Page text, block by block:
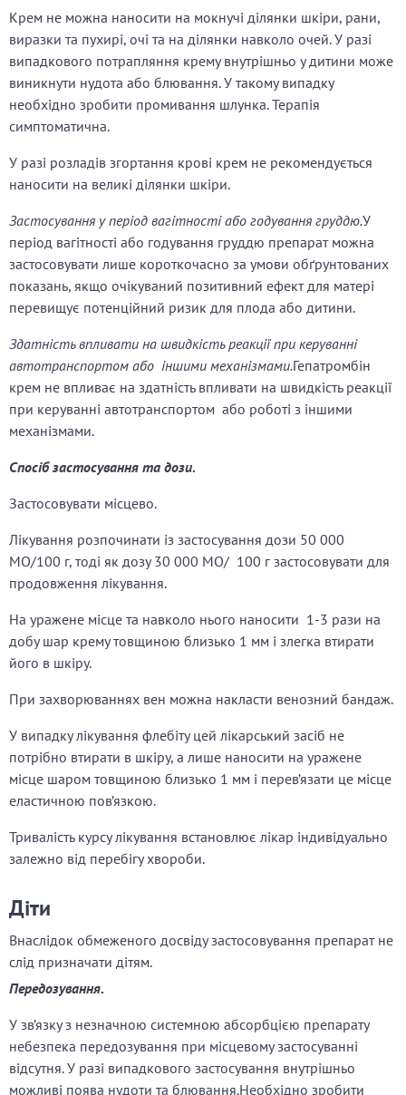
Крем не можна наносити на мокнучі ділянки шкіри, рани,
виразки та пухирі, очі та на ділянки навколо очей. У разі
випадкового потрапляння крему внутрішньо у дитини може
виникнути нудота або блювання. У такому випадку
необхідно зробити промивання шлунка. Терапія
симптоматична.
У разі розладів згортання крові крем не рекомендується
наносити на великі ділянки шкіри.
Застосування у період вагітності або годування груддю.У
період вагітності або годування груддю препарат можна
застосовувати лише короткочасно за умови обґрунтованих
показань, якщо очікуваний позитивний ефект для матері
перевищує потенційний ризик для плода або дитини.
Здатність впливати на швидкість реакції при керуванні
автотранспортом або іншими механізмами.Гепатромбін
крем не впливає на здатність впливати на швидкість реакції
при керуванні автотранспортом або роботі з іншими
механізмами.
Спосіб застосування та дози.
Застосовувати місцево.
Лікування розпочинати із застосування дози 50 000
МО/100 г, тоді як дозу 30 000 МО/ 100 г застосовувати для
продовження лікування.
На уражене місце та навколо нього наносити 1-3 рази на
добу шар крему товщиною близько 1 мм і злегка втирати
його в шкіру.
При захворюваннях вен можна накласти венозний бандаж.
У випадку лікування флебіту цей лікарський засіб не
потрібно втирати в шкіру, а лише наносити на уражене
місце шаром товщиною близько 1 мм і перев’язати це місце
еластичною пов’язкою.
Тривалість курсу лікування встановлює лікар індивідуально
залежно від перебігу хвороби.
Діти
Внаслідок обмеженого досвіду застосовування препарат не
слід призначати дітям.
Передозування.
У зв’язку з незначною системною абсорбцією препарату
небезпека передозування при місцевому застосуванні
відсутня. У разі випадкового застосування внутрішньо
можливі поява нудоти та блювання.Необхідно зробити